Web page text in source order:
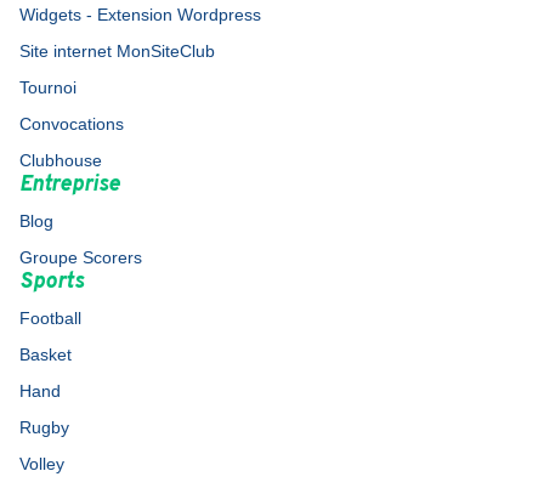
Widgets - Extension Wordpress
Site internet MonSiteClub
Tournoi
Convocations
Clubhouse
Entreprise
Blog
Groupe Scorers
Sports
Football
Basket
Hand
Rugby
Volley